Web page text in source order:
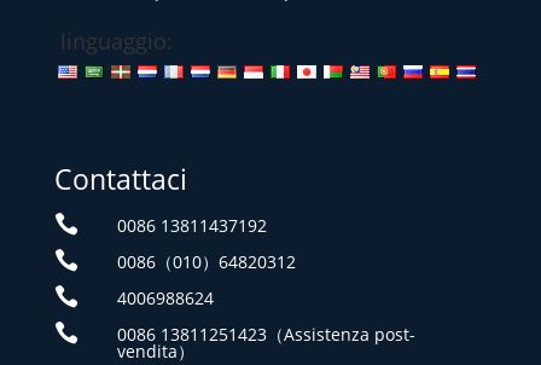
linguaggio:
Contattaci
 0086 13811437192
 0086（010）64820312
 4006988624
 0086 13811251423（Assistenza post-
vendita）